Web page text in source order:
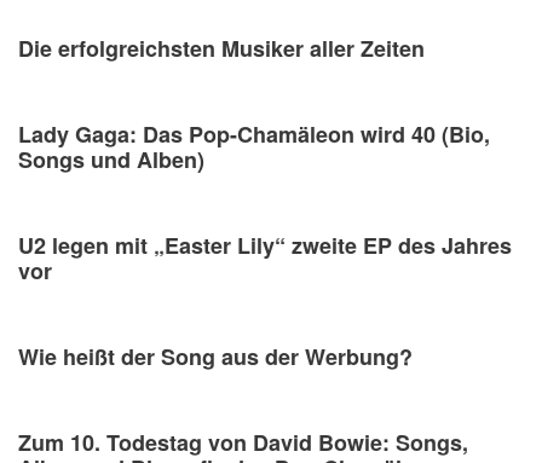
Die erfolgreichsten Musiker aller Zeiten
Lady Gaga: Das Pop-Chamäleon wird 40 (Bio,
Songs und Alben)
U2 legen mit „Easter Lily“ zweite EP des Jahres
vor
Wie heißt der Song aus der Werbung?
Zum 10. Todestag von David Bowie: Songs,